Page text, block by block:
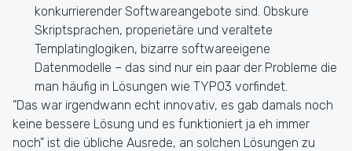
konkurrierender Softwareangebote sind. Obskure
Skriptsprachen, properietäre und veraltete
Templatinglogiken, bizarre softwareeigene
Datenmodelle – das sind nur ein paar der Probleme die
man häufig in Lösungen wie TYPO3 vorfindet.
"Das war irgendwann echt innovativ, es gab damals noch
keine bessere Lösung und es funktioniert ja eh immer
noch" ist die übliche Ausrede, an solchen Lösungen zu